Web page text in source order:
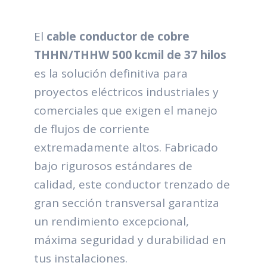
El cable conductor de cobre
THHN/THHW 500 kcmil de 37 hilos
es la solución definitiva para
proyectos eléctricos industriales y
comerciales que exigen el manejo
de flujos de corriente
extremadamente altos. Fabricado
bajo rigurosos estándares de
calidad, este conductor trenzado de
gran sección transversal garantiza
un rendimiento excepcional,
máxima seguridad y durabilidad en
tus instalaciones.